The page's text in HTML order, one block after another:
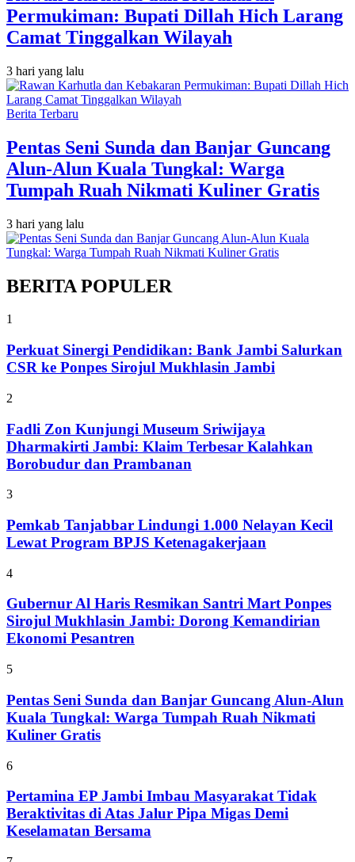
Permukiman: Bupati Dillah Hich Larang
Camat Tinggalkan Wilayah
3 hari yang lalu
Berita Terbaru
Pentas Seni Sunda dan Banjar Guncang
Alun-Alun Kuala Tungkal: Warga
Tumpah Ruah Nikmati Kuliner Gratis
3 hari yang lalu
BERITA POPULER
1
Perkuat Sinergi Pendidikan: Bank Jambi Salurkan
CSR ke Ponpes Sirojul Mukhlasin Jambi
2
Fadli Zon Kunjungi Museum Sriwijaya
Dharmakirti Jambi: Klaim Terbesar Kalahkan
Borobudur dan Prambanan
3
Pemkab Tanjabbar Lindungi 1.000 Nelayan Kecil
Lewat Program BPJS Ketenagakerjaan
4
Gubernur Al Haris Resmikan Santri Mart Ponpes
Sirojul Mukhlasin Jambi: Dorong Kemandirian
Ekonomi Pesantren
5
Pentas Seni Sunda dan Banjar Guncang Alun-Alun
Kuala Tungkal: Warga Tumpah Ruah Nikmati
Kuliner Gratis
6
Pertamina EP Jambi Imbau Masyarakat Tidak
Beraktivitas di Atas Jalur Pipa Migas Demi
Keselamatan Bersama